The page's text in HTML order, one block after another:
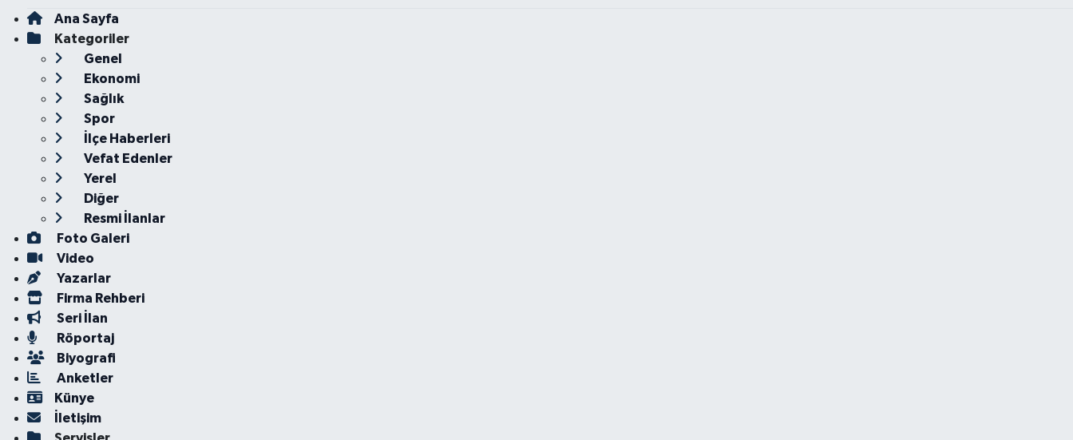
Ana Sayfa
Kategoriler
Genel
Ekonomi
Sağlık
Spor
İlçe Haberleri
Vefat Edenler
Yerel
Diğer
Resmi İlanlar
Foto Galeri
Video
Yazarlar
Firma Rehberi
Seri İlan
Röportaj
Biyografi
Anketler
Künye
İletişim